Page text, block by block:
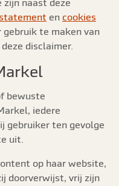
zijn naast deze
en cookies
gebruik te maken van
disclaimer.
bewuste
iedere
gebruiker ten gevolge
uit.
op haar website,
doorverwijst, vrij zijn